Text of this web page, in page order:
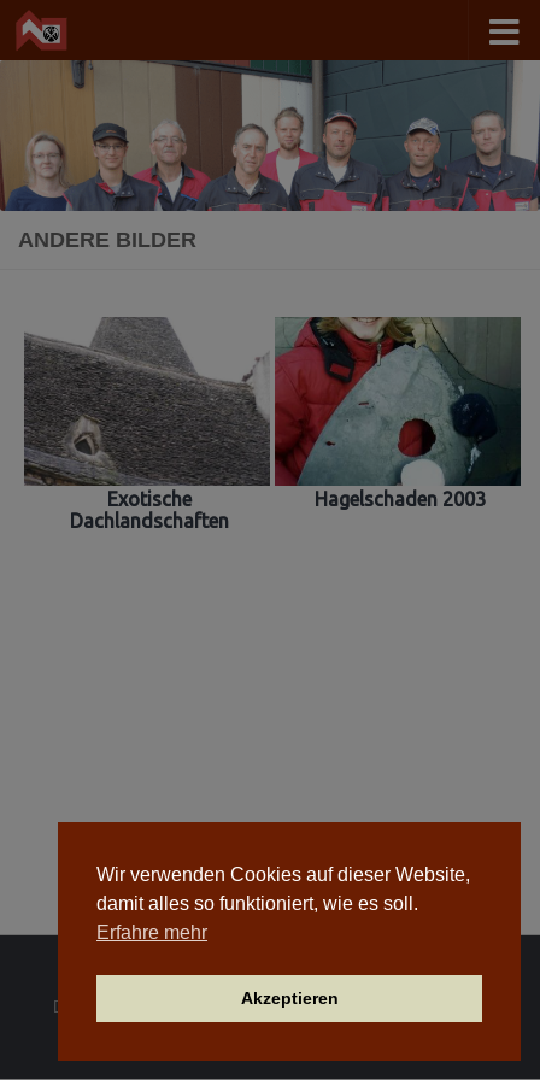
Zum Inhalt springen
ANDERE BILDER
Exotische
Dachlandschaften
Hagelschaden 2003
Dachdeckerei Josiger GmbH © 2026. Alle Rechte vorbehalten.
Wir verwenden Cookies auf dieser Website,
damit alles so funktioniert, wie es soll.
Erfahre mehr
Akzeptieren